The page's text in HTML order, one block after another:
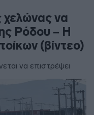
χελώνας να
Ρόδου – Η
(βίντεο)
να επιστρέψει